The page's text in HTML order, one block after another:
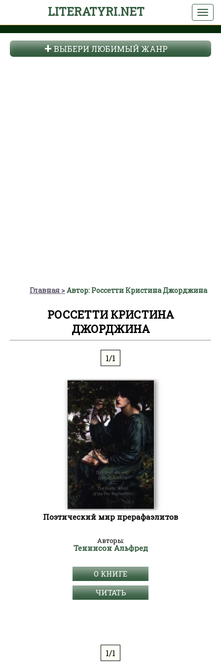
LITERATYRI.NET
ВЫБЕРИ ЛЮБИМЫЙ ЖАНР
Главная Автор: Россетти Кристина Джорджина
РОССЕТТИ КРИСТИНА
ДЖОРДЖИНА
1/1
Поэтический мир прерафаэлитов
Авторы:
Теннисон Альфред
О КНИГЕ
ЧИТАТЬ
1/1